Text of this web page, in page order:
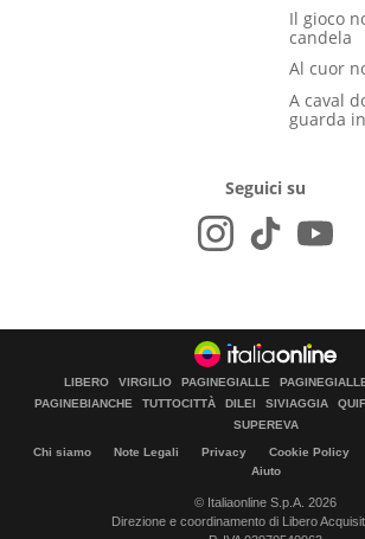
Il gioco
candela
Al cuor
A caval
guarda
Seguici su
LIBERO VIRGILIO PAGINEGIALLE
PAGINEBIANCHE
TUTTOCITTÀ DILEI SIVIAGGIA
SUPEREVA
Chi siamo Note Legali Privacy Cookie Policy
Aiuto
© Italiaonline S.p.A. 2026
Direzione e coordinamento di Libero